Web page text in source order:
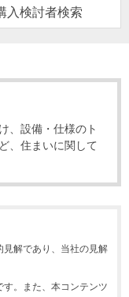
入検討者検索
、設備・仕様のト
、住まいに関して
解であり、当社の見解
。また、本コンテンツ